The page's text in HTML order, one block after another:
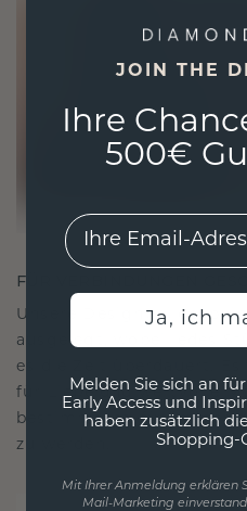
FÜR VERBINDUNGEN
Unsere
ausgelegt, wobei jedes
es die Zeit überdauert. Es
für Liebe und wertvolle
bestimmt ist, für immer
zu werden.
JOIN THE
Ihre
500€
EMail
Ja, ich
Melden Sie sich an
Early Access und
haben zusätzlich
Shopping-
Mit Ihrer Anmeldung erklären
Mail-Marketing